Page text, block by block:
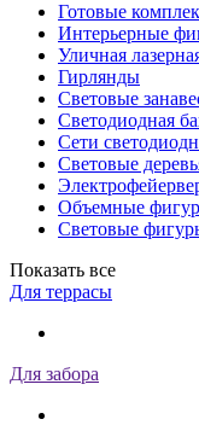
Готовые
Интерьерные
Уличная
Гирлянды
Световые
Светодиодная
Сети
Световые
Объемные
Световые
Показать все
Для террасы
Для забора